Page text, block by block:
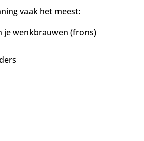
vaak het meest:
je wenkbrauwen (frons)